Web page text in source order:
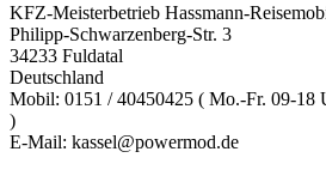
KFZ-Meisterbetrieb Hassmann-
Philipp-Schwarzenberg-Str. 3
34233 Fuldatal
Deutschland
Mobil: 0151 / 40450425 ( Mo.-Fr. 09-18
)
E-Mail: kassel@powermod.de